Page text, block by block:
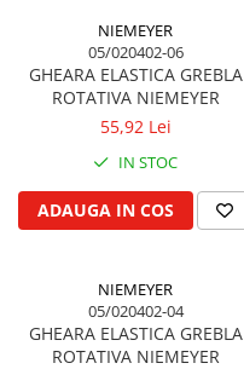
NIEMEYER
05/020402-06
GHEARA ELASTICA GREBLA
ROTATIVA NIEMEYER
55,92 Lei
IN STOC
ADAUGA IN COS
NIEMEYER
05/020402-04
GHEARA ELASTICA GREBLA
ROTATIVA NIEMEYER